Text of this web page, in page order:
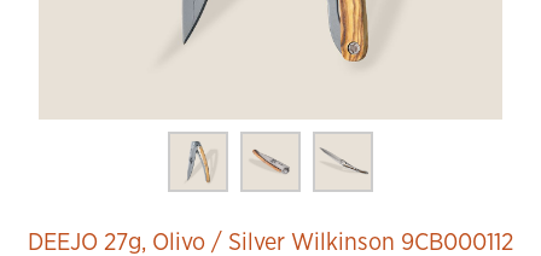
DEEJO 27g, Olivo / Silver Wilkinson 9CB000112